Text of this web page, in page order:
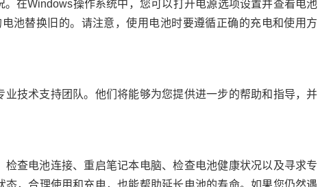
在Windows操作系统中，您可以打开电源选项设置并查看电池
池替换旧的。请注意，使用电池时要遵循正确的充电和使用方
技术支持团队。他们将能够为您提供进一步的帮助和指导，并
查电池连接、重启笔记本电脑、检查电池健康状况以及寻求专
，合理使用和充电，也能帮助延长电池的寿命。如果您仍然遇